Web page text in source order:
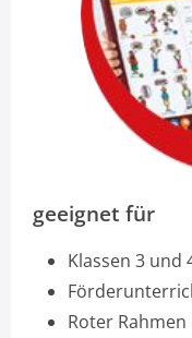
geeignet für
Klassen 3 und
Roter